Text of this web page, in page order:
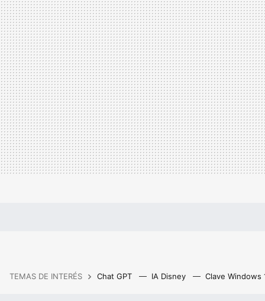
TEMAS DE INTERÉS Chat GPT IA Disney Clave Windows